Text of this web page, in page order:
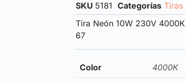
SKU 5181 Categorías Tiras
Tira Neón 10W 230V
67
Color 4000K